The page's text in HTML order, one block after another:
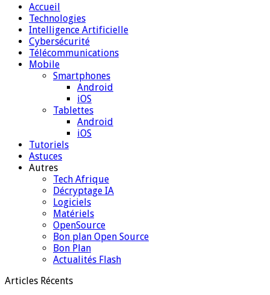
Accueil
Technologies
Intelligence Artificielle
Cybersécurité
Télécommunications
Mobile
Smartphones
Android
iOS
Tablettes
Android
iOS
Tutoriels
Astuces
Autres
Tech Afrique
Décryptage IA
Logiciels
Matériels
OpenSource
Bon plan Open Source
Bon Plan
Actualités Flash
Articles Récents